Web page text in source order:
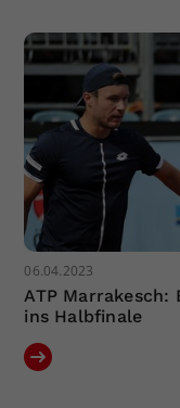
06.04.2023
ATP
ins Halbfinale